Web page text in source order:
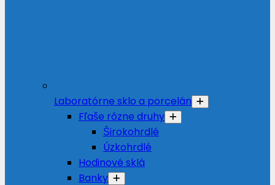
Laboratórne sklo a porcelán
Fľaše rôzne druhy
Širokohrdlé
Úzkohrdlé
Hodinové sklá
Banky